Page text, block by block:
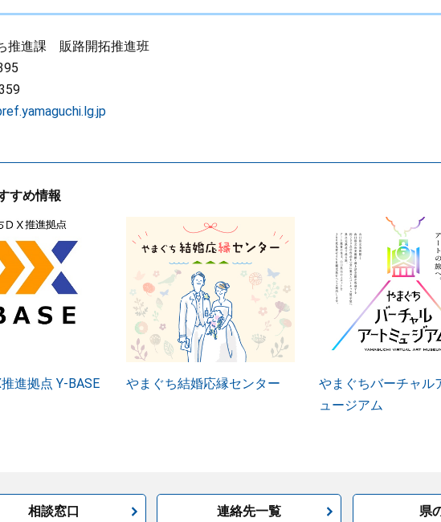
推進課 販路開拓推進班
すめ情報
進拠点 Y-BASE やまぐち結婚応縁センター
やまぐちバーチャル
ュージアム
相談窓口 連絡先一覧 県